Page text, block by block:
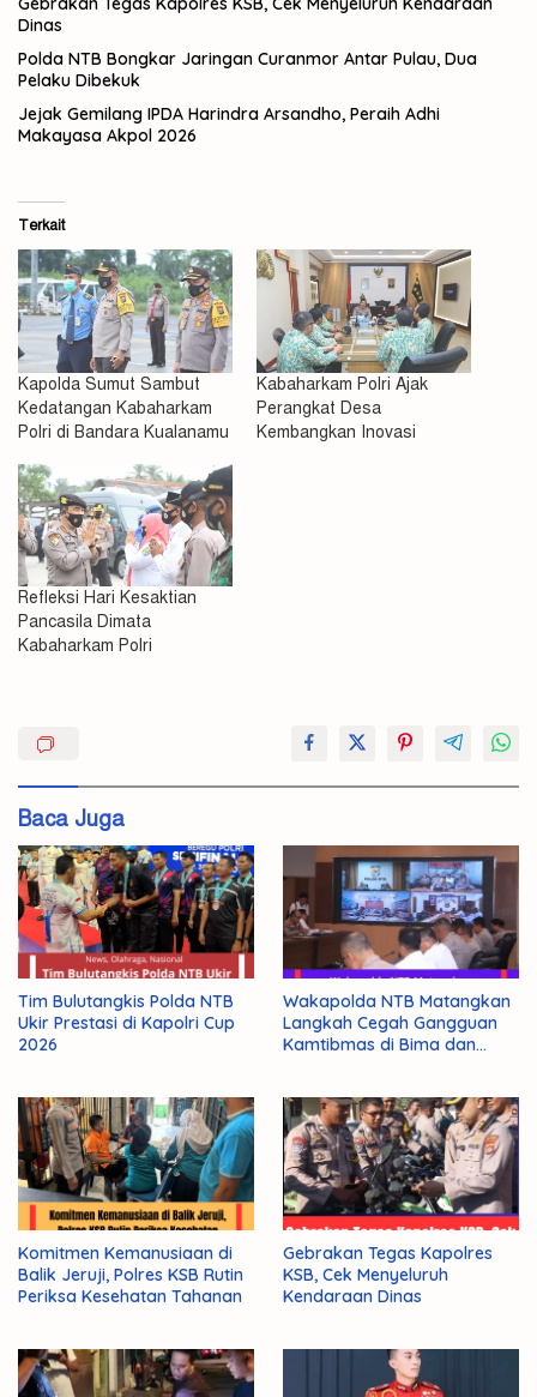
Dinas
Polda NTB Bongkar Jaringan Curanmor Antar Pulau, Dua
Pelaku Dibekuk
Jejak Gemilang IPDA Harindra Arsandho, Peraih Adhi
Makayasa Akpol 2026
Terkait
Kapolda Sumut Sambut
Kedatangan Kabaharkam
Polri di Bandara Kualanamu
Kabaharkam Polri Ajak
Perangkat Desa
Kembangkan Inovasi
Refleksi Hari Kesaktian
Pancasila Dimata
Kabaharkam Polri
Perkenalkan
Polri
Baca Juga
Tim Bulutangkis Polda NTB
Ukir Prestasi di Kapolri Cup
2026
Wakapolda NTB Matangkan
Langkah Cegah Gangguan
Kamtibmas di Bima dan
Komitmen Kemanusiaan di
Balik Jeruji, Polres KSB Rutin
Periksa Kesehatan Tahanan
Gebrakan Tegas Kapolres
KSB, Cek Menyeluruh
Kendaraan Dinas